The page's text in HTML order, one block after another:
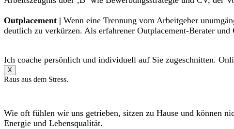
Outplacement | Wenn eine Trennung vom Arbeitgeber
deutlich zu verkürzen. Als erfahrener Outplacement-Berater
Ich coache persönlich und individuell auf Sie zugeschnitten.
X
Raus aus dem Stress.
Wie oft fühlen wir uns getrieben, sitzen zu Hause und können
Energie und Lebensqualität.